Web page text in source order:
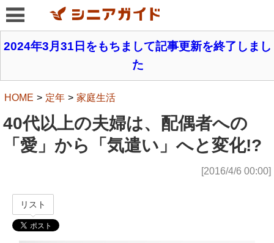
2024年3月31日をもちまして記事更新を終了しまし
た
HOME 定年 家庭生活
40代以上の夫婦は、配偶者への
「愛」から「気遣い」へと変化!?
[2016/4/6 00:00]
リスト